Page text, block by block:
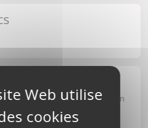
sur les risques auxquels ce bien
sur le site :